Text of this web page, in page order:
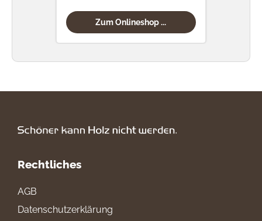
Zum Onlineshop ...
Rechtliches
AGB
Datenschutzerklärung